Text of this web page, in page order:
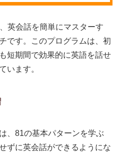
英会話を簡単にマスターす
です。このプログラムは、初
短期間で効果的に英語を話せ
います。
、81の基本パターンを学ぶ
ずに英会話ができるようにな